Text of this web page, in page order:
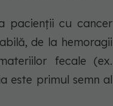
pacienții cu cancer
de la hemoragii
fecale (ex.
este primul semn al